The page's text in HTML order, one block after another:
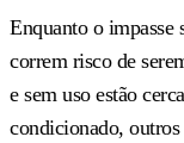
Enquanto o impasse
correm risco de
e sem uso estão
condicionado,